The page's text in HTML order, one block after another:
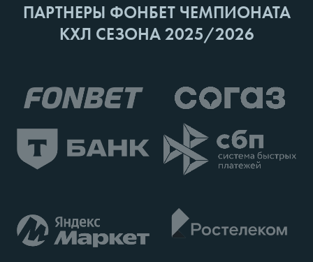
ПАРТНЕРЫ ФОНБЕТ ЧЕМПИОНАТА
КХЛ СЕЗОНА 2025/2026